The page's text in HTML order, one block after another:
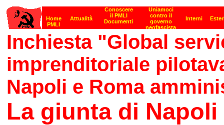
Inchiesta "Global
imprenditoriale
Napoli e Roma
La giunta di